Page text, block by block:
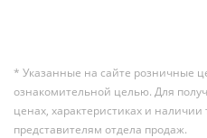
* Указанные на сайте розничные
ознакомительной целью. Для
ценах, характеристиках и
представителям отдела продаж.